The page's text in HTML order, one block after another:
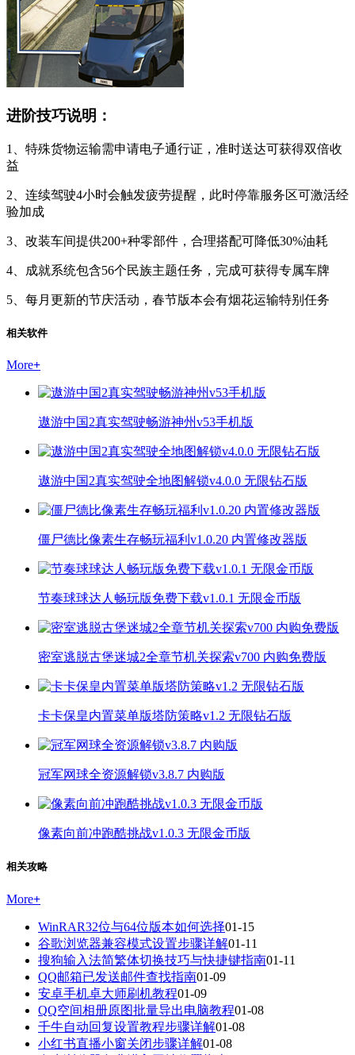
进阶技巧说明：
1、特殊货物运输需申请电子通行证，准时送达可获得双倍收
益
2、连续驾驶4小时会触发疲劳提醒，此时停靠服务区可激活经
验加成
3、改装车间提供200+种零部件，合理搭配可降低30%油耗
4、成就系统包含56个民族主题任务，完成可获得专属车牌
5、每月更新的节庆活动，春节版本会有烟花运输特别任务
相关软件
More+
遨游中国2真实驾驶畅游神州v53手机版
遨游中国2真实驾驶全地图解锁v4.0.0 无限钻石版
僵尸德比像素生存畅玩福利v1.0.20 内置修改器版
节奏球球达人畅玩版免费下载v1.0.1 无限金币版
密室逃脱古堡迷城2全章节机关探索v700 内购免费版
卡卡保皇内置菜单版塔防策略v1.2 无限钻石版
冠军网球全资源解锁v3.8.7 内购版
像素向前冲跑酷挑战v1.0.3 无限金币版
相关攻略
More+
WinRAR32位与64位版本如何选择01-15
谷歌浏览器兼容模式设置步骤详解01-11
搜狗输入法简繁体切换技巧与快捷键指南01-11
QQ邮箱已发送邮件查找指南01-09
安卓手机卓大师刷机教程01-09
QQ空间相册原图批量导出电脑教程01-08
千牛自动回复设置教程步骤详解01-08
小红书直播小窗关闭步骤详解01-08